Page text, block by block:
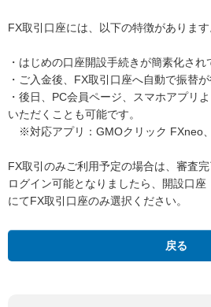
FX取引口座には、以下の特徴があります
・はじめの口座開設手続きが簡素化され
・ご入金後、FX取引口座へ自動で振替が
・後日、PC会員ページ、スマホアプリ
いただくことも可能です。
※対応アプリ：GMOクリック FXneo
FX取引のみご利用予定の場合は、審査
ログイン可能となりましたら、開設口
にてFX取引口座のみ選択ください。
戻る